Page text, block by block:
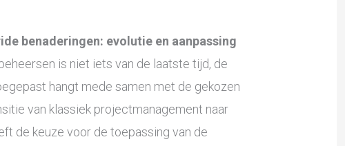
benaderingen: evolutie en aanpassing
is niet iets van de laatste tijd, de
hangt mede samen met de gekozen
van klassiek projectmanagement naar
de keuze voor de toepassing van de